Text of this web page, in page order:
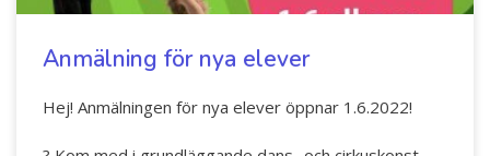
Hör min röst och se mig... - 2020
Klimatförändrings kraft 2020
Konst på två språk 2018-2020
Anmälning för nya elever
Hej! Anmälningen för nya elever öppnar 1.6.2022!